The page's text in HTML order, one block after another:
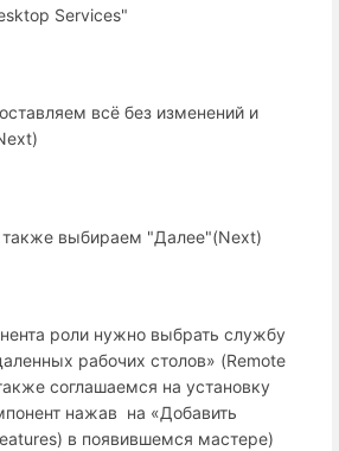
Services"
всё без изменений и
также выбираем "Далее"(Next)
роли нужно выбрать службу
рабочих столов» (Remote
соглашаемся на установку
нажав на «Добавить
в появившемся мастере)